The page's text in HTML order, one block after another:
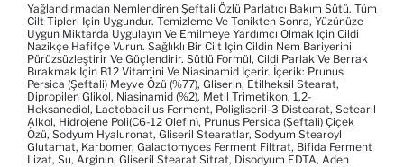
Yağlandırmadan Nemlendiren Şeftali Özlü Parlatıcı Bakım Sütü. Tüm
Cilt Tipleri Için Uygundur. Temizleme Ve Tonikten Sonra, Yüzünüze
Uygun Miktarda Uygulayın Ve Emilmeye Yardımcı Olmak Için Cildi
Nazikçe Hafifçe Vurun. Sağlıklı Bir Cilt Için Cildin Nem Bariyerini
Pürüzsüzleştirir Ve Güçlendirir. Sütlü Formül, Cildi Parlak Ve Berrak
Bırakmak Için B12 Vitamini Ve Niasinamid Içerir. İçerik: Prunus
Persica (Şeftali) Meyve Özü (%77), Gliserin, Etilheksil Stearat,
Dipropilen Glikol, Niasinamid (%2), Metil Trimetikon, 1,2-
Heksanediol, Lactobacillus Ferment, Poligliseril-3 Distearat, Setearil
Alkol, Hidrojene Poli(C6-12 Olefin), Prunus Persica (Şeftali) Çiçek
Özü, Sodyum Hyaluronat, Gliseril Stearatlar, Sodyum Stearoyl
Glutamat, Karbomer, Galactomyces Ferment Filtrat, Bifida Ferment
Lizat, Su, Arginin, Gliseril Stearat Sitrat, Disodyum EDTA, Aden